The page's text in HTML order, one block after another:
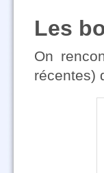
Les
On
récentes)